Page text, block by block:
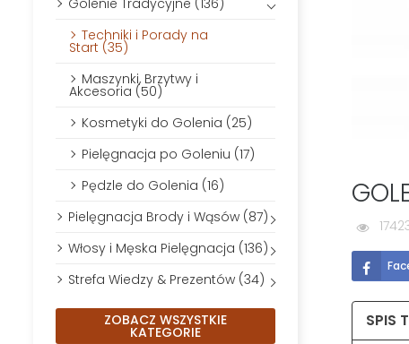
Golenie Tradycyjne (136)
Techniki i Porady na
Start (35)
Maszynki, Brzytwy i
Akcesoria (50)
Kosmetyki do Golenia (25)
Pielęgnacja po Goleniu (17)
Pędzle do Golenia (16)
Pielęgnacja Brody i Wąsów (87)
Włosy i Męska Pielęgnacja (136)
Strefa Wiedzy & Prezentów (34)
ZOBACZ WSZYSTKIE
KATEGORIE
SPIS